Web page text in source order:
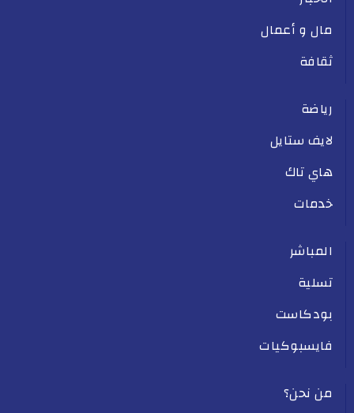
مال و أعمال
ثقافة
رياضة
لايف ستايل
هاي تاك
خدمات
المباشر
تسلية
بودكاست
فايسبوكيات
من نحن؟